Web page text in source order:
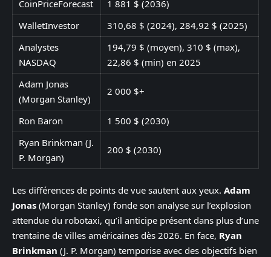
CoinPriceForecast
1 881 $ (2036)
WalletInvestor
310,68 $ (2024), 284,92 $ (2025)
Analystes
NASDAQ
194,79 $ (moyen), 310 $ (max),
22,86 $ (min) en 2025
Adam Jonas
(Morgan Stanley)
2 000 $+
Ron Baron
1 500 $ (2030)
Ryan Brinkman (J.
P. Morgan)
200 $ (2030)
Les différences de points de vue sautent aux yeux. Adam
Jonas (Morgan Stanley) fonde son analyse sur l’explosion
attendue du robotaxi, qu’il anticipe présent dans plus d’une
trentaine de villes américaines dès 2026. En face, Ryan
Brinkman (J. P. Morgan) temporise avec des objectifs bien